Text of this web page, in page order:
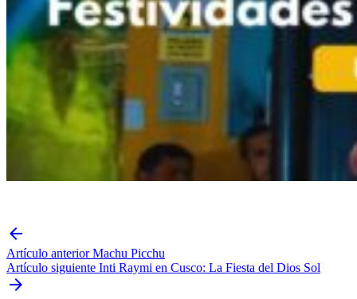
arrow_back
Artículo anterior Machu Picchu
Artículo siguiente Inti Raymi en Cusco: La Fiesta del Dios Sol
arrow_forward